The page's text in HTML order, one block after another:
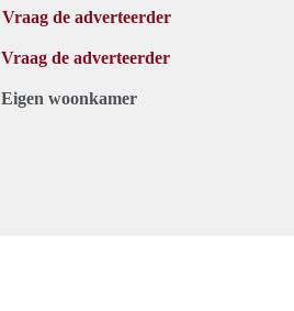
Vraag de adverteerder
Vraag de adverteerder
Eigen woonkamer